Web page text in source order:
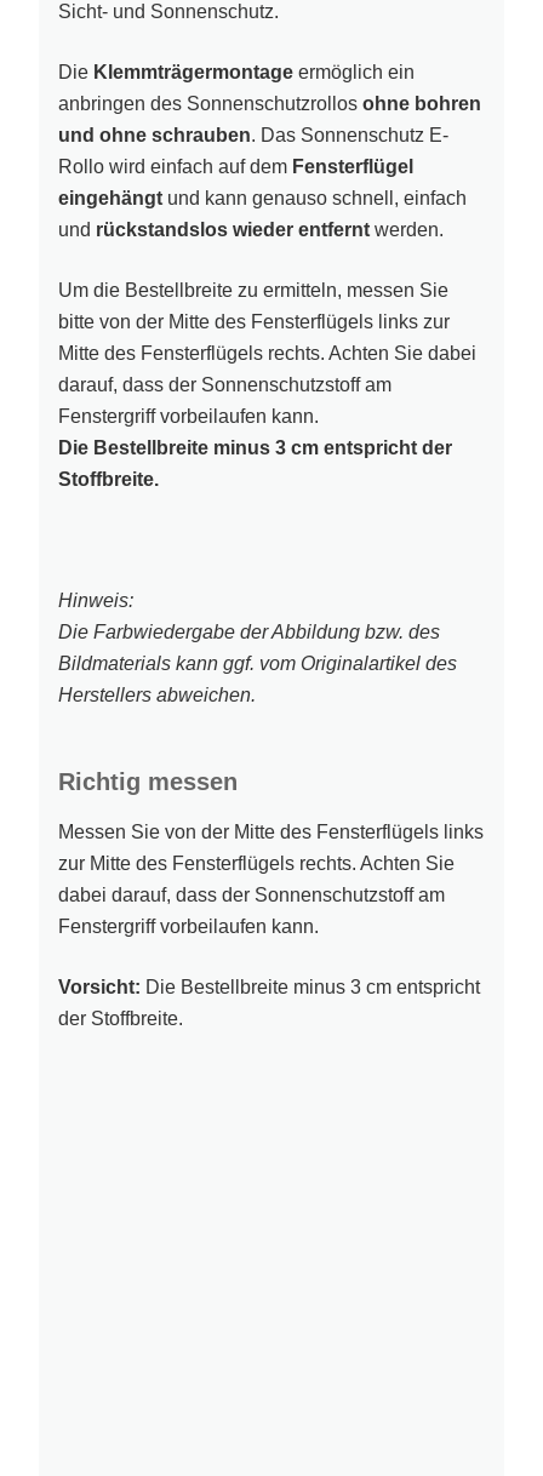
Sicht- und Sonnenschutz.
Die Klemmträgermontage ermöglich ein
anbringen des Sonnenschutzrollos ohne bohren
und ohne schrauben. Das Sonnenschutz E-
Rollo wird einfach auf dem Fensterflügel
eingehängt und kann genauso schnell, einfach
und rückstandslos wieder entfernt werden.
Um die Bestellbreite zu ermitteln, messen Sie
bitte von der Mitte des Fensterflügels links zur
Mitte des Fensterflügels rechts. Achten Sie dabei
darauf, dass der Sonnenschutzstoff am
Fenstergriff vorbeilaufen kann.
Die Bestellbreite minus 3 cm entspricht der
Stoffbreite.
Hinweis:
Die Farbwiedergabe der Abbildung bzw. des
Bildmaterials kann ggf. vom Originalartikel des
Herstellers abweichen.
Richtig messen
Messen Sie von der Mitte des Fensterflügels links
zur Mitte des Fensterflügels rechts. Achten Sie
dabei darauf, dass der Sonnenschutzstoff am
Fenstergriff vorbeilaufen kann.
Vorsicht: Die Bestellbreite minus 3 cm entspricht
der Stoffbreite.